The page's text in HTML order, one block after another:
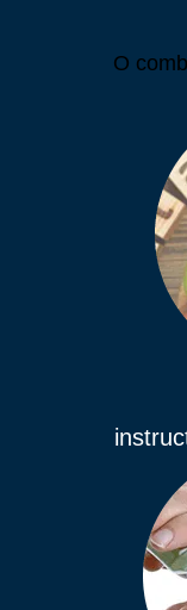
O